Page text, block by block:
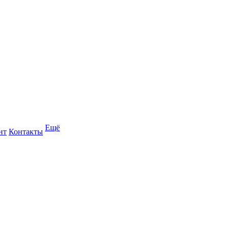
Контакты Ещё